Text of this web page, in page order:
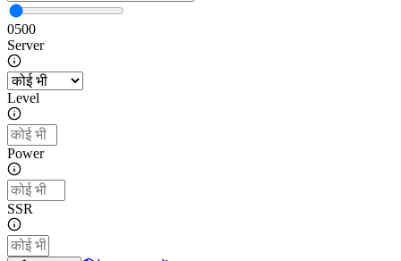
0500
Server
Level
Power
SSR